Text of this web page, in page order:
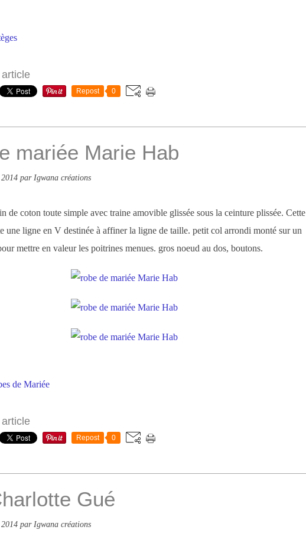
Repost 0
mariée Marie Hab
par Igwana créations
de coton toute simple avec traine amovible glissée sous la ceinture plissée. Cette
une ligne en V destinée à affiner la ligne de taille. petit col arrondi monté sur un
mettre en valeur les poitrines menues. gros noeud au dos, boutons.
de Mariée
Repost 0
Gué
par Igwana créations